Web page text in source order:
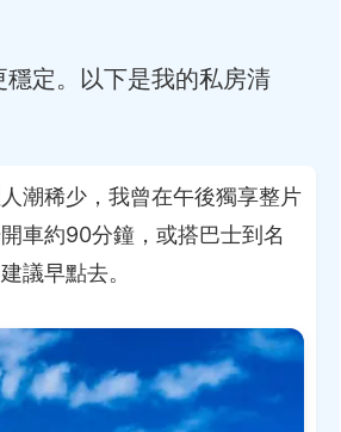
定。以下是我的私房清
潮稀少，我曾在午後獨享整片
車約90分鐘，或搭巴士到名
議早點去。